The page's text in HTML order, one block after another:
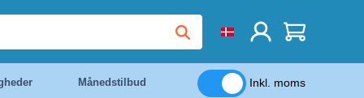
Månedstilbud Inkl. moms